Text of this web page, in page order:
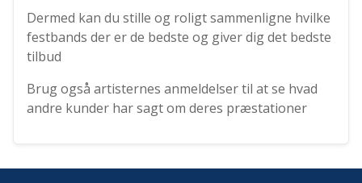
Dermed kan du stille og roligt sammenligne hvilke
festbands der er de bedste og giver dig det bedste
tilbud
Brug også artisternes anmeldelser til at se hvad
andre kunder har sagt om deres præstationer